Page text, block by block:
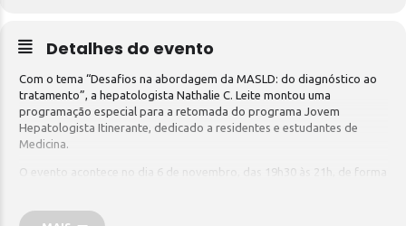
Detalhes do evento
Com o tema “Desafios na abordagem da MASLD: do diagnóstico ao
tratamento”, a hepatologista Nathalie C. Leite montou uma
programação especial para a retomada do programa Jovem
Hepatologista Itinerante, dedicado a residentes e estudantes de
Medicina.
O evento acontece no dia 6 de novembro, das 19h30 às 21h, de forma